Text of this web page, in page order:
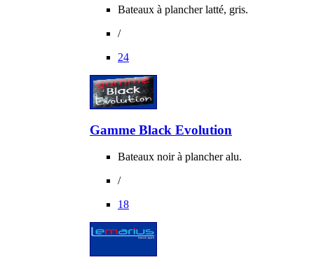
Bateaux à plancher latté, gris.
/
24
Gamme Black Evolution
Bateaux noir à plancher alu.
/
18